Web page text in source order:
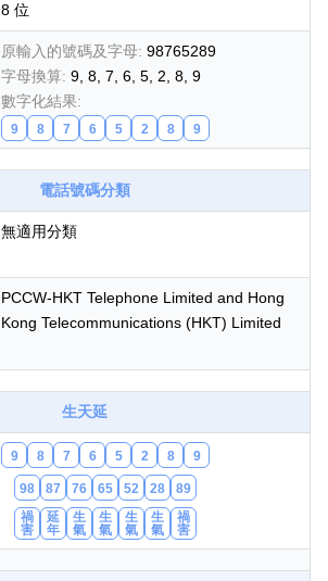
清除全部分類
搜尋
生天延/貴財成
五行
清除全部分類
8 位
原輸入的號碼及字母: 98765289
字母換算: 9, 8, 7, 6, 5, 2, 8, 9
數字化結果:
9 8 7 6 5 2 8 9
電話號碼分類
無適用分類
PCCW-HKT Telephone Limited and Hong
Kong Telecommunications (HKT) Limited
生天延
9 8 7 6 5 2 8 9
98 87 76 65 52 28 89
禍
害
延
年
生
氣
生
氣
生
氣
生
氣
禍
害